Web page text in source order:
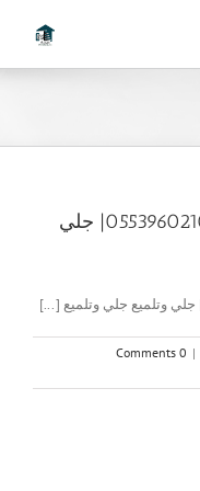
جلي وتلميع الجرانيت الاحساء | 0553960210| جلي
|
0 Comments